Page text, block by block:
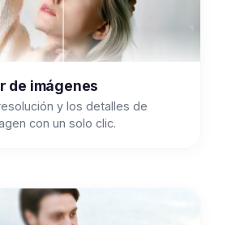
de imágenes
y los detalles de
con un solo clic.